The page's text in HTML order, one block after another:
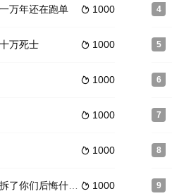
 1000
万年还在跑单
 1000
万死士
 1000
 1000
 1000
 1000
你们后悔什么？
4
5
6
7
8
9